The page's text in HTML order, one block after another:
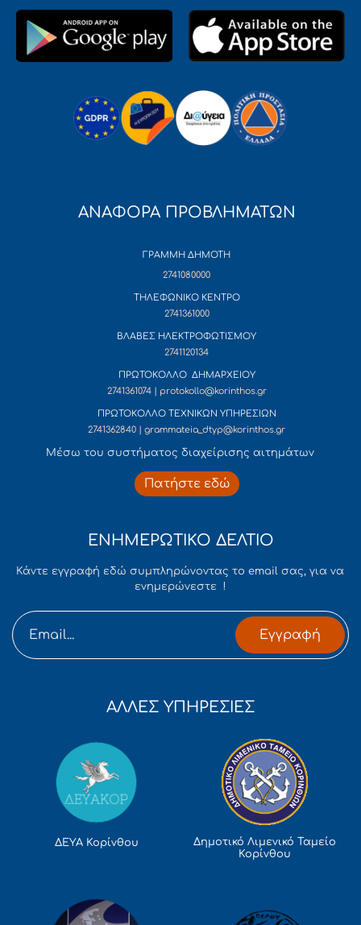
ΑΝΑΦΟΡΑ ΠΡΟΒΛΗΜΑΤΩΝ
ΓΡΑΜΜΗ ΔΗΜΟΤΗ
2741080000
ΤΗΛΕΦΩΝΙΚΟ ΚΕΝΤΡΟ
2741361000
ΒΛΑΒΕΣ ΗΛΕΚΤΡΟΦΩΤΙΣΜΟΥ
2741120134
ΠΡΩΤΟΚΟΛΛΟ ΔΗΜΑΡΧΕΙΟΥ
2741361074 | protokollo@korinthos.gr
ΠΡΩΤΟΚΟΛΛΟ ΤΕΧΝΙΚΩΝ ΥΠΗΡΕΣΙΩΝ
2741362840 | grammateia_dtyp@korinthos.gr
Mέσω του συστήματος διαχείρισης αιτημάτων
Πατήστε εδώ
ΕΝΗΜΕΡΩΤΙΚΟ ΔΕΛΤΙΟ
Κάντε εγγραφή εδώ συμπληρώνοντας το email σας, για να
ενημερώνεστε !
Εγγραφή
ΑΛΛΕΣ ΥΠΗΡΕΣΙΕΣ
ΔΕΥΑ Κορίνθου
Δημοτικό Λιμενικό Ταμείο
Κορίνθου